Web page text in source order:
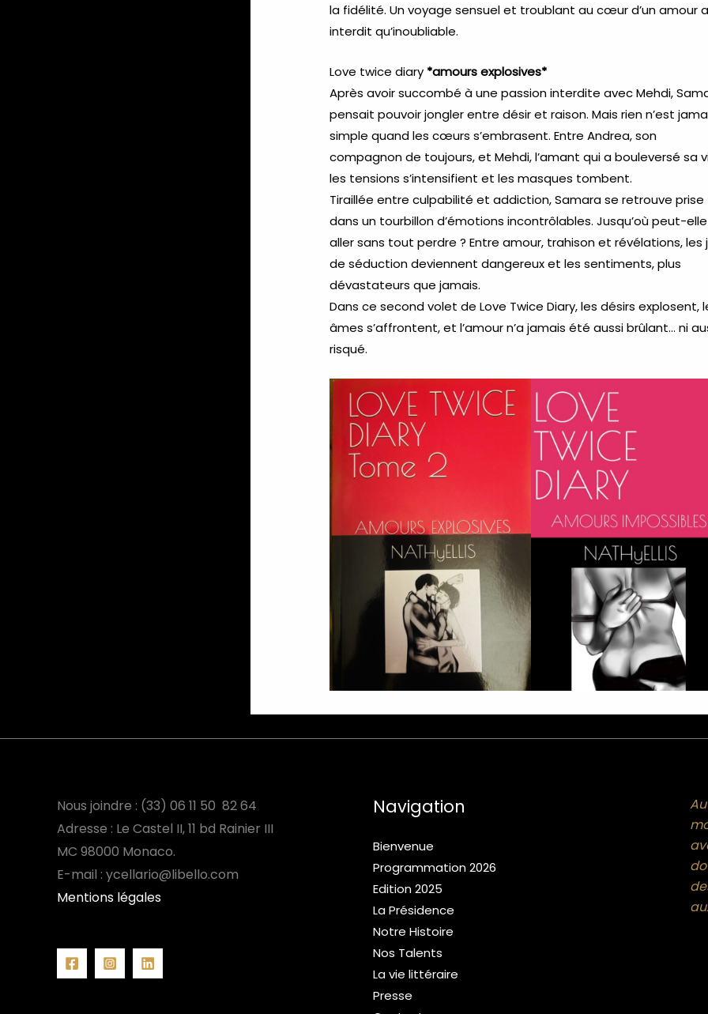
la fidélité. Un voyage sensuel et troublant au cœur d’un amour
interdit qu’inoubliable.
Love twice diary *amours explosives*
Après avoir succombé à une passion interdite avec Mehdi,
pensait pouvoir jongler entre désir et raison. Mais rien n’est
simple quand les cœurs s’embrasent. Entre Andrea, son
compagnon de toujours, et Mehdi, l’amant qui a bouleversé sa
les tensions s’intensifient et les masques tombent.
Tiraillée entre culpabilité et addiction, Samara se retrouve prise
dans un tourbillon d’émotions incontrôlables. Jusqu’où peut-elle
aller sans tout perdre ? Entre amour, trahison et révélations, les
de séduction deviennent dangereux et les sentiments, plus
dévastateurs que jamais.
Dans ce second volet de Love Twice Diary, les désirs explosent,
âmes s’affrontent, et l’amour n’a jamais été aussi brûlant… ni
risqué.
Nous joindre : (33) 06 11 50 82 64
Adresse : Le Castel II, 11 bd Rainier III
MC 98000 Monaco.
E-mail : ycellario@libello.com
Mentions légales
Navigation
Bienvenue
Programmation 2026
Edition 2025
La Présidence
Notre Histoire
Nos Talents
La vie littéraire
Presse